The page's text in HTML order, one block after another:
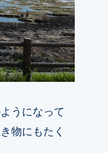
うになって
物にもたく